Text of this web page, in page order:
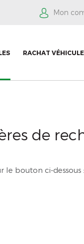
Mon
RACHAT
de
le bouton ci-dessous :